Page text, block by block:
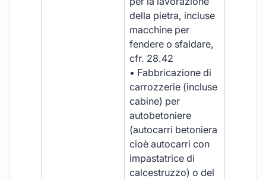
della pietra, incluse
macchine per
fendere o sfaldare,
cfr. 28.42
• Fabbricazione di
carrozzerie (incluse
cabine) per
autobetoniere
(autocarri betoniera
cioè autocarri con
impastatrice di
calcestruzzo) o del